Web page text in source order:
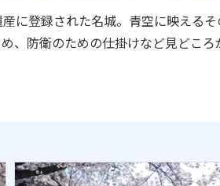
に登録された名城。青空に映える
、防衛のための仕掛けなど見どこ